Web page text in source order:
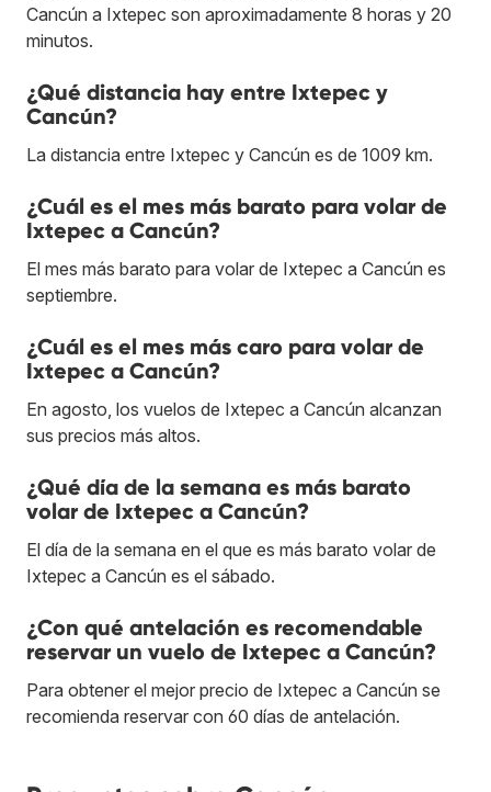
Cancún a Ixtepec son aproximadamente 8 horas y 20
minutos.
¿Qué distancia hay entre Ixtepec y
Cancún?
La distancia entre Ixtepec y Cancún es de 1009 km.
¿Cuál es el mes más barato para volar de
Ixtepec a Cancún?
El mes más barato para volar de Ixtepec a Cancún es
septiembre.
¿Cuál es el mes más caro para volar de
Ixtepec a Cancún?
En agosto, los vuelos de Ixtepec a Cancún alcanzan
sus precios más altos.
¿Qué día de la semana es más barato
volar de Ixtepec a Cancún?
El día de la semana en el que es más barato volar de
Ixtepec a Cancún es el sábado.
¿Con qué antelación es recomendable
reservar un vuelo de Ixtepec a Cancún?
Para obtener el mejor precio de Ixtepec a Cancún se
recomienda reservar con 60 días de antelación.